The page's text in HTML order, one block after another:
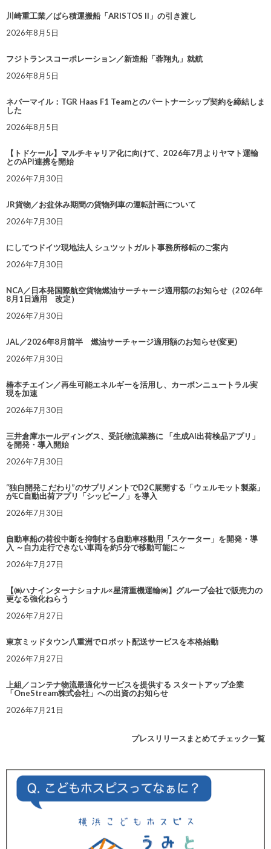
川崎重工業／ばら積運搬船「ARISTOS II」の引き渡し
2026年8月5日
フジトランスコーポレーション／新造船「蓉翔丸」就航
2026年8月5日
ネバーマイル：TGR Haas F1 Teamとのパートナーシップ契約を締結しま
した
2026年8月5日
【トドケール】マルチキャリア化に向けて、2026年7月よりヤマト運輸
とのAPI連携を開始
2026年7月30日
JR貨物／お盆休み期間の貨物列車の運転計画について
2026年7月30日
にしてつドイツ現地法人 シュツットガルト事務所移転のご案内
2026年7月30日
NCA／日本発国際航空貨物燃油サーチャージ適用額のお知らせ（2026年
8月1日適用 改定）
2026年7月30日
JAL／2026年8月前半 燃油サーチャージ適用額のお知らせ(変更)
2026年7月30日
椿本チエイン／再生可能エネルギーを活用し、カーボンニュートラル実
現を加速
2026年7月30日
三井倉庫ホールディングス、受託物流業務に 「生成AI出荷検品アプリ」
を開発・導入開始
2026年7月30日
“独自開発こだわり”のサプリメントでD2C展開する「ウェルモット製薬」
がEC自動出荷アプリ「シッピーノ」を導入
2026年7月30日
自動車船の荷役中断を抑制する自動車移動用「スケーター」を開発・導
入 ～自力走行できない車両を約5分で移動可能に～
2026年7月27日
【㈱ハナインターナショナル×星清重機運輸㈱】グループ会社で販売力の
更なる強化ねらう
2026年7月27日
東京ミッドタウン八重洲でロボット配送サービスを本格始動
2026年7月27日
上組／コンテナ物流最適化サービスを提供する スタートアップ企業
「OneStream株式会社」への出資のお知らせ
2026年7月21日
プレスリリースまとめてチェック一覧